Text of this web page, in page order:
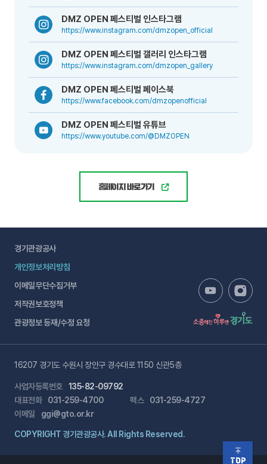
DMZ OPEN 페스티벌 인스타그램
https://www.instagram.com/dmzopen_official
DMZ OPEN 페스티벌 갤러리 인스타그램
https://www.instagram.com/dmzopen_gallery
DMZ OPEN 페스티벌 페이스북
https://www.facebook.com/dmzopenofficial
DMZ OPEN 페스티벌 유튜브
https://www.youtube.com/@DMZOPEN
홈페이지 바로가기
TOP
경기관광공사
개인정보처리방침
이메일무단수집거부
저작권보호정책
관광정보 등재/수정 요청
16207 경기도 수원시 장안구 경수대로 1150 신관5층
사업자등록번호
135-82-09792
대표전화
031-259-4700 팩스
031-259-4727
이메일
ggi@gto.or.kr
COPYRIGHT 경기관광공사. All Rights Reserved.